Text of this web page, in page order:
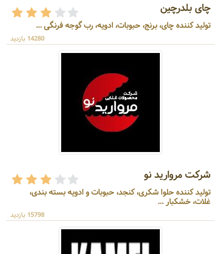
چای بلدرچین
تولید کننده چای، برنج، حبوبات، ادویه، رب گوجه فرنگی ...
14280 بازدید
شرکت مروارید نو
تولید کننده حلوا شکری، کنجد، حبوبات و ادویه بسته بندی،
غلات، خشکبار ...
15798 بازدید